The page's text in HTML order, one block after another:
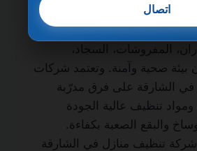
فالتنظيف الاحترافي لا
الخارجي فقط، بل يشمل
المفروشات، السجاد،
بيئة صحية وآمنة. وتعتمد شركات
في الشارقة على فرق مدرّبة
تنظيف عالية الجودة
والبقع الصعبة بكفاءة.
تنظيف منازل في الشارقة
اتصال